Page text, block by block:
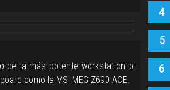
de la más potente workstation o
como la MSI MEG Z690 ACE.
4
5
6